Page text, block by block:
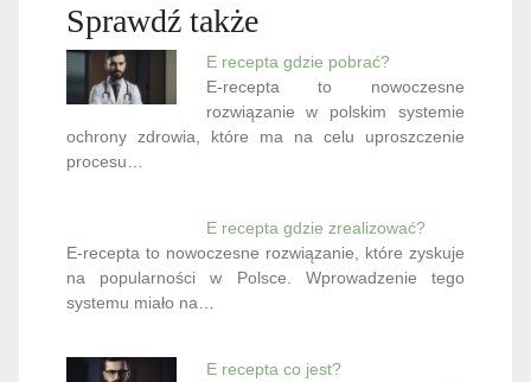
Sprawdź także
E recepta gdzie pobrać?
E-recepta to nowoczesne
rozwiązanie w polskim systemie
ochrony zdrowia, które ma na celu uproszczenie
procesu…
E recepta gdzie zrealizować?
E-recepta to nowoczesne rozwiązanie, które zyskuje
na popularności w Polsce. Wprowadzenie tego
systemu miało na…
E recepta co jest?